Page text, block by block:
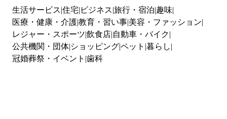
生活サービス 住宅 ビジネス 旅行・宿泊 趣味
医療・健康・介護教育・習い事 美容・ファッション
レジャー・スポーツ 飲食店 自動車・バイク
公共機関・団体 ショッピングペット 暮らし
冠婚葬祭・イベント 歯科